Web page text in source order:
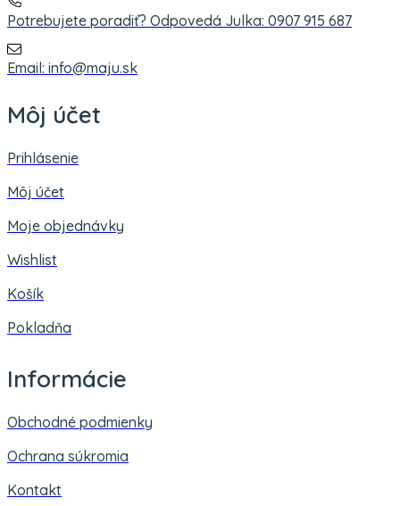
Potrebujete poradiť? Odpovedá Julka: 0907 915 687
Email: info@maju.sk
Môj účet
Prihlásenie
Môj účet
Moje objednávky
Wishlist
Košík
Pokladňa
Informácie
Obchodné podmienky
Ochrana súkromia
Kontakt